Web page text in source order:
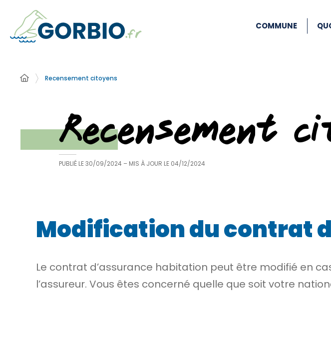
COMMUNE
Recensement citoyens
Recensement
PUBLIÉ LE30/09/2024 – MIS À JOUR LE 04/12/2024
Modification du contrat
Le contrat d’assurance habitation peut être modifié en
l’assureur. Vous êtes concerné quelle que soit votre